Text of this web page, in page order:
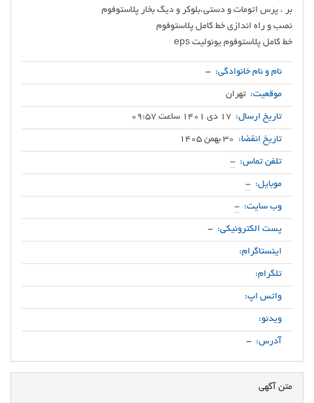
خط کامل پلاستوفوم یونولیت eps
نام و نام خانوادگی: -
موقعیت: تهران
تاریخ ارسال: 17 دی 1401 ساعت 09:57
تاریخ انقضا: 30 بهمن 1405
تلفن تماس: -
موبایل: -
وب سایت: -
پست الکترونیکی: -
اینستاگرام:
تلگرام:
واتس اپ:
ویدئو:
آدرس: -
متن آگهی